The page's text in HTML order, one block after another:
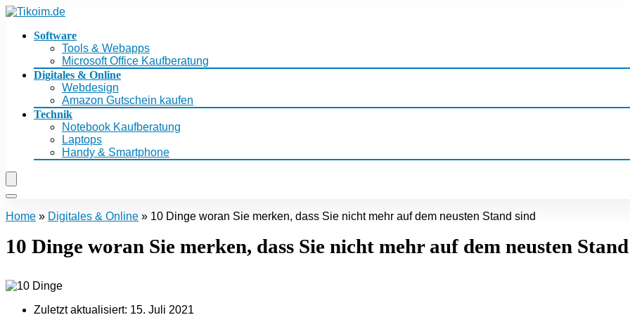
Software
Tools & Webapps
Microsoft Office Kaufberatung
Digitales & Online
Webdesign
Amazon Gutschein kaufen
Technik
Notebook Kaufberatung
Laptops
Handy & Smartphone
Home » Digitales & Online » 10 Dinge woran Sie merken, dass Sie nicht mehr auf dem neusten Stand sind
10 Dinge woran Sie merken, dass Sie nicht mehr auf dem neusten
Zuletzt aktualisiert: 15. Juli 2021